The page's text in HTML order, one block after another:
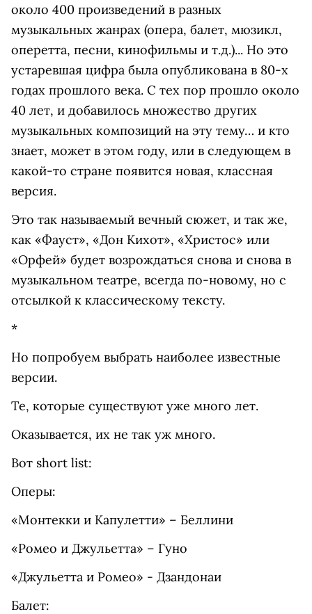
около 400 произведений в разных
музыкальных жанрах (опера, балет, мюзикл,
оперетта, песни, кинофильмы и т.д.)... Но это
устаревшая цифра была опубликована в 80-х
годах прошлого века. С тех пор прошло около
40 лет, и добавилось множество других
музыкальных композиций на эту тему… и кто
знает, может в этом году, или в следующем в
какой-то стране появится новая, классная
версия.
Это так называемый вечный сюжет, и так же,
как «Фауст», «Дон Кихот», «Христос» или
«Орфей» будет возрождаться снова и снова в
музыкальном театре, всегда по-новому, но с
отсылкой к классическому тексту.
*
Но попробуем выбрать наиболее известные
версии.
Те, которые существуют уже много лет.
Оказывается, их не так уж много.
Вот short list:
Оперы:
«Монтекки и Капулетти» – Беллини
«Ромео и Джульетта» – Гуно
«Джульетта и Ромео» - Дзандонаи
Балет: